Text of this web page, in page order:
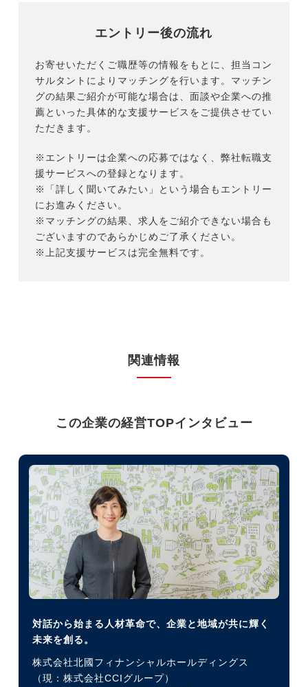
エントリー後の流れ
お寄せいただくご職歴等の情報をもとに、担当コン
サルタントによりマッチングを行います。マッチン
グの結果ご紹介が可能な場合は、面談や企業への推
薦といった具体的な支援サービスをご提供させてい
ただきます。
※エントリーは企業への応募ではなく、弊社転職支
援サービスへの登録となります。
※「詳しく聞いてみたい」という場合もエントリー
にお進みください。
※マッチングの結果、求人をご紹介できない場合も
ございますのであらかじめご了承ください。
※上記支援サービスは完全無料です。
関連情報
この企業の経営TOPインタビュー
対話から始まる人材革命で、企業と地域が共に輝く
未来を創る。
株式会社北國フィナンシャルホールディングス
（現：株式会社CCIグループ）